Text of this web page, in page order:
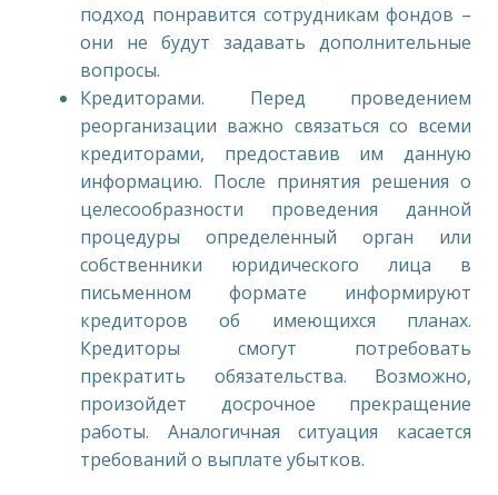
подход понравится сотрудникам фондов –
они не будут задавать дополнительные
вопросы.
Кредиторами. Перед проведением
реорганизации важно связаться со всеми
кредиторами, предоставив им данную
информацию. После принятия решения о
целесообразности проведения данной
процедуры определенный орган или
собственники юридического лица в
письменном формате информируют
кредиторов об имеющихся планах.
Кредиторы смогут потребовать
прекратить обязательства. Возможно,
произойдет досрочное прекращение
работы. Аналогичная ситуация касается
требований о выплате убытков.